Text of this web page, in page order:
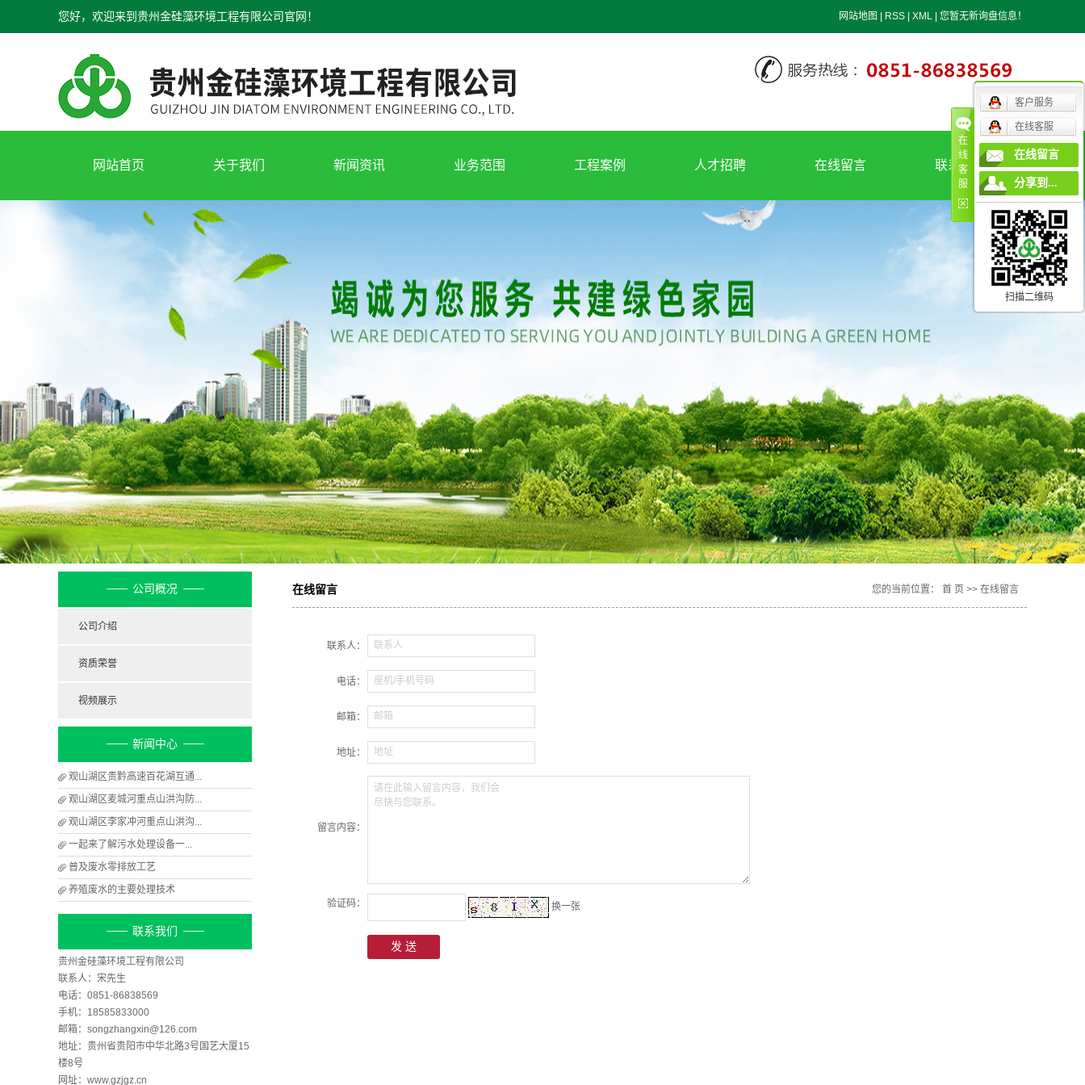
您好，欢迎来到贵州金硅藻环境工程有限公司官网！ 网站地图 RSS XML 您暂无新询盘信息！
网站首页 关于我们
公司介绍
资质荣誉
新闻资讯
行业新闻
常见问题
公示报告
业务范围
环境工程
环境保护运营
环境保护设备
技能研发
工程案例
工程业绩
人才招聘
在线招聘
在线留言 联系我们
联系我们
公司概况
公司介绍
资质荣誉
视频展示
新闻中心
观山湖区贵黔高速百花湖互通...
观山湖区麦城河重点山洪沟防...
观山湖区李家冲河重点山洪沟...
​一起来了解污水处理设备一...
​普及废水零排放工艺
养殖废水的主要处理技术
联系我们
贵州金硅藻环境工程有限公司
联系人：宋先生
电话：0851-86838569
手机：18585833000
邮箱：songzhangxin@126.com
地址：贵州省贵阳市中华北路3号国艺大厦15
楼8号
网址：www.gzjgz.cn
在线留言 您的当前位置： 首 页 >> 在线留言
联系人： 联系人
电话： 座机/手机号码
邮箱： 邮箱
地址： 地址
留言内容：
请在此输入留言内容，我们会
尽快与您联系。
验证码： 换一张
在
线
客
服
客户服务
在线客服
在线留言
分享到...
扫描二维码